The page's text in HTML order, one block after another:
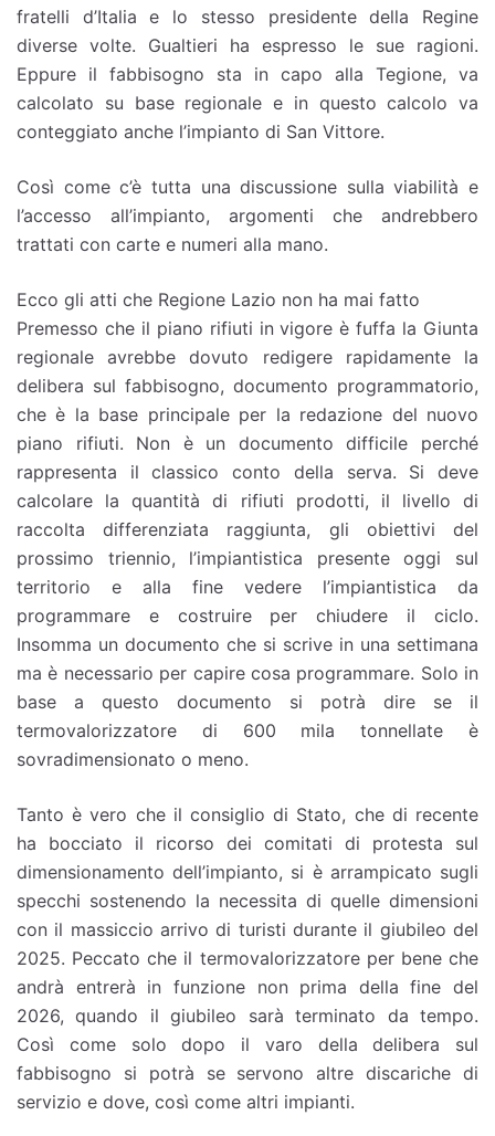
fratelli d’Italia e lo stesso presidente della Regine
diverse volte. Gualtieri ha espresso le sue ragioni.
Eppure il fabbisogno sta in capo alla Tegione, va
calcolato su base regionale e in questo calcolo va
conteggiato anche l’impianto di San Vittore.
Così come c’è tutta una discussione sulla viabilità e
l’accesso all’impianto, argomenti che andrebbero
trattati con carte e numeri alla mano.
Ecco gli atti che Regione Lazio non ha mai fatto
Premesso che il piano rifiuti in vigore è fuffa la Giunta
regionale avrebbe dovuto redigere rapidamente la
delibera sul fabbisogno, documento programmatorio,
che è la base principale per la redazione del nuovo
piano rifiuti. Non è un documento difficile perché
rappresenta il classico conto della serva. Si deve
calcolare la quantità di rifiuti prodotti, il livello di
raccolta differenziata raggiunta, gli obiettivi del
prossimo triennio, l’impiantistica presente oggi sul
territorio e alla fine vedere l’impiantistica da
programmare e costruire per chiudere il ciclo.
Insomma un documento che si scrive in una settimana
ma è necessario per capire cosa programmare. Solo in
base a questo documento si potrà dire se il
termovalorizzatore di 600 mila tonnellate è
sovradimensionato o meno.
Tanto è vero che il consiglio di Stato, che di recente
ha bocciato il ricorso dei comitati di protesta sul
dimensionamento dell’impianto, si è arrampicato sugli
specchi sostenendo la necessita di quelle dimensioni
con il massiccio arrivo di turisti durante il giubileo del
2025. Peccato che il termovalorizzatore per bene che
andrà entrerà in funzione non prima della fine del
2026, quando il giubileo sarà terminato da tempo.
Così come solo dopo il varo della delibera sul
fabbisogno si potrà se servono altre discariche di
servizio e dove, così come altri impianti.